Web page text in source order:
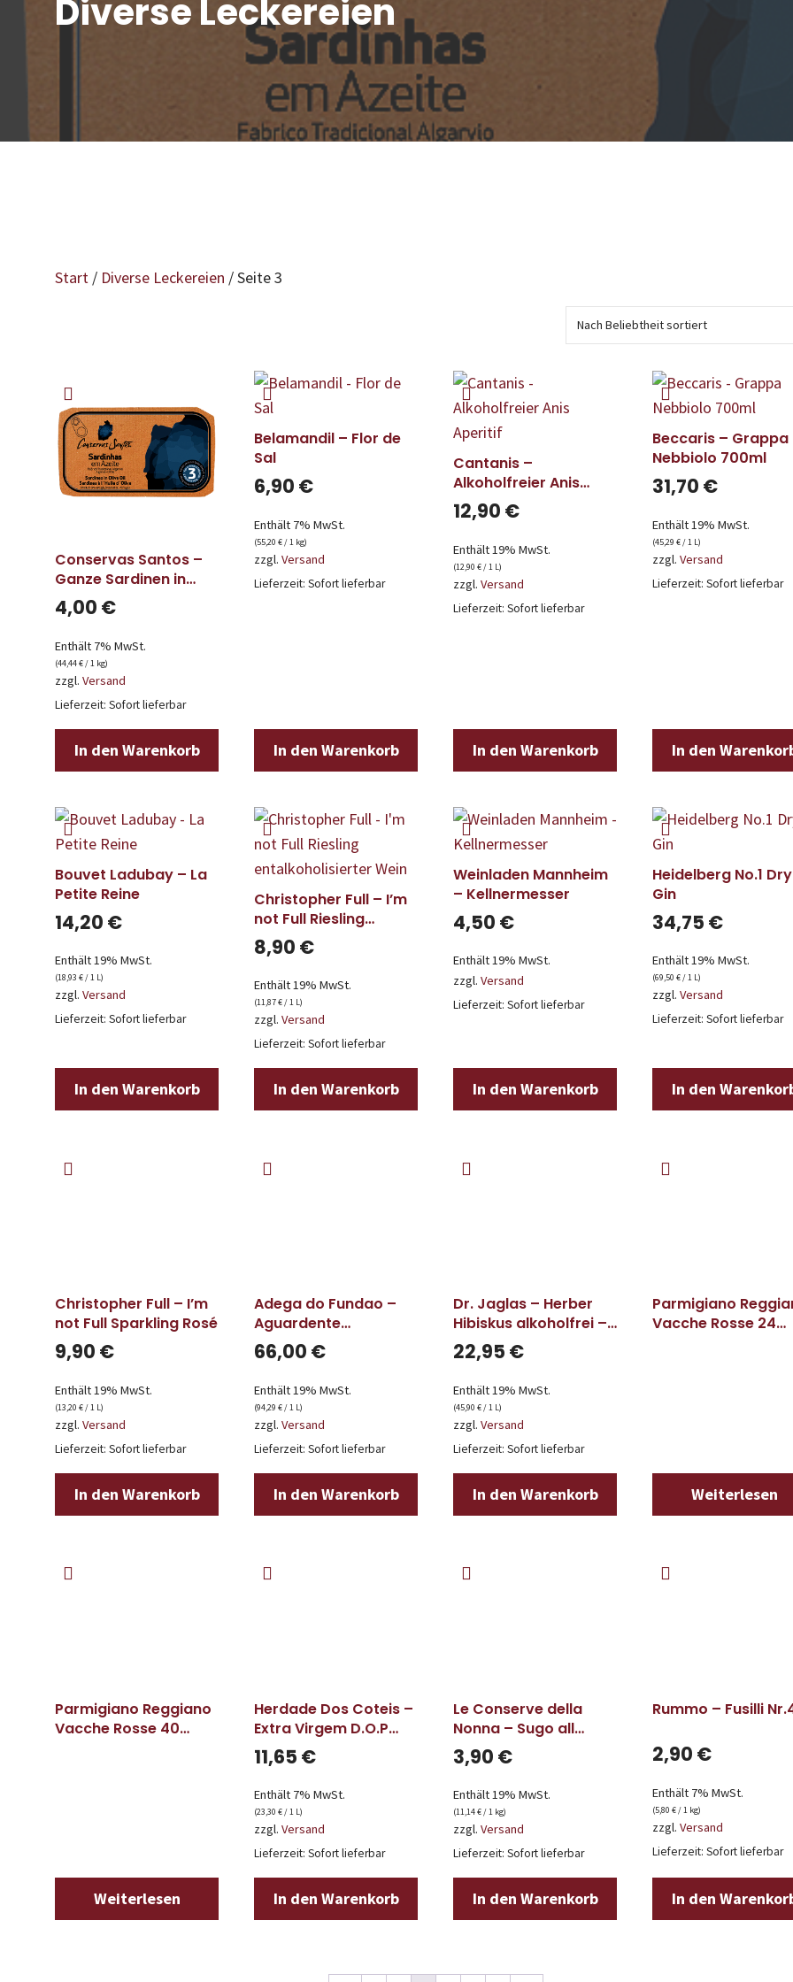
Diverse Leckereien
Start / Diverse Leckereien / Seite 3
Conservas Santos –
Ganze Sardinen in
Olivenöl
4,00 €
Enthält 7% MwSt.
(44,44€ / 1 kg)
zzgl. Versand
Lieferzeit: Sofort lieferbar
In den Warenkorb
Belamandil – Flor de
Sal
6,90 €
Enthält 7% MwSt.
(55,20 € / 1 kg)
zzgl. Versand
Lieferzeit: Sofort lieferbar
In den Warenkorb
Cantanis –
Alkoholfreier Anis
Aperitif
12,90 €
Enthält 19% MwSt.
(12,90 € / 1 L)
zzgl. Versand
Lieferzeit: Sofort lieferbar
In den Warenkorb
Beccaris – Grappa
Nebbiolo 700ml
31,70 €
Enthält 19% MwSt.
(45,29 € / 1 L)
zzgl. Versand
Lieferzeit: Sofort lieferbar
In den
Bouvet Ladubay – La
Petite Reine
14,20 €
Enthält 19% MwSt.
(18,93 €/ 1 L)
zzgl. Versand
Lieferzeit: Sofort lieferbar
In den Warenkorb
Christopher Full – I’m
not Full Riesling
entalkoholisierter
Wein
8,90 €
Enthält 19% MwSt.
(11,87€/ 1 L)
zzgl. Versand
Lieferzeit: Sofort lieferbar
In den Warenkorb
Weinladen Mannheim
– Kellnermesser
4,50 €
Enthält 19% MwSt.
zzgl. Versand
Lieferzeit: Sofort lieferbar
In den Warenkorb
Heidelberg No.1 Dry
Gin
34,75 €
Enthält 19% MwSt.
(69,50 €/ 1 L)
zzgl. Versand
Lieferzeit: Sofort lieferbar
In den
Christopher Full – I’m
not Full Sparkling Rosé
9,90 €
Enthält 19% MwSt.
(13,20 € / 1 L)
zzgl. Versand
Lieferzeit: Sofort lieferbar
In den Warenkorb
Adega do Fundao –
Aguardente
Velhíssima 20 Anos
66,00 €
Enthält 19% MwSt.
(94,29 € / 1 L)
zzgl. Versand
Lieferzeit: Sofort lieferbar
In den Warenkorb
Dr. Jaglas – Herber
Hibiskus alkoholfrei –
500ml
22,95 €
Enthält 19% MwSt.
(45,90 € / 1 L)
zzgl. Versand
Lieferzeit: Sofort lieferbar
In den Warenkorb
Parmigiano
Vacche Rosse 24
Weiterlesen
Parmigiano Reggiano
Vacche Rosse 40
Weiterlesen
Herdade Dos Coteis –
Extra Virgem D.O.P
Moura Olivenöl
11,65 €
Enthält 7% MwSt.
(23,30 €/ 1 L)
zzgl. Versand
Lieferzeit: Sofort lieferbar
In den Warenkorb
Le Conserve della
Nonna – Sugo all
´Arrabbiata
3,90 €
Enthält 19% MwSt.
(11,14€/ 1 kg)
zzgl. Versand
Lieferzeit: Sofort lieferbar
In den Warenkorb
Rummo – Fusilli
2,90 €
Enthält 7% MwSt.
(5,80 € / 1 kg)
zzgl. Versand
Lieferzeit: Sofort lieferbar
In den